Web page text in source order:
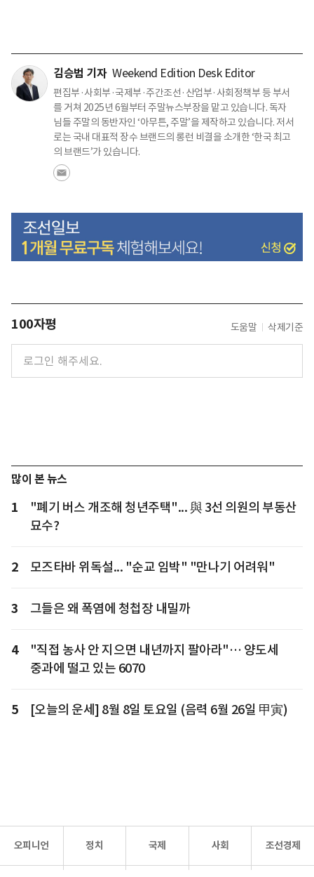
김승범 기자 Weekend Edition Desk Editor
편집부·사회부·국제부·주간조선·산업부·사회정책부 등 부서
를 거쳐 2025년 6월부터 주말뉴스부장을 맡고 있습니다. 독자
님들 주말의 동반자인 ‘아무튼, 주말’을 제작하고 있습니다. 저서
로는 국내 대표적 장수 브랜드의 롱런 비결을 소개한 ‘한국 최고
의 브랜드’가 있습니다.
100자평 도움말 삭제기준
많이 본 뉴스
1
"폐기 버스 개조해 청년주택"... 與 3선 의원의 부동산
묘수?
2 모즈타바 위독설... "순교 임박" "만나기 어려워"
3 그들은 왜 폭염에 청첩장 내밀까
4
"직접 농사 안 지으면 내년까지 팔아라"… 양도세
중과에 떨고 있는 6070
5 [오늘의 운세] 8월 8일 토요일 (음력 6월 26일 甲寅)
오피니언 정치 국제 사회 조선경제